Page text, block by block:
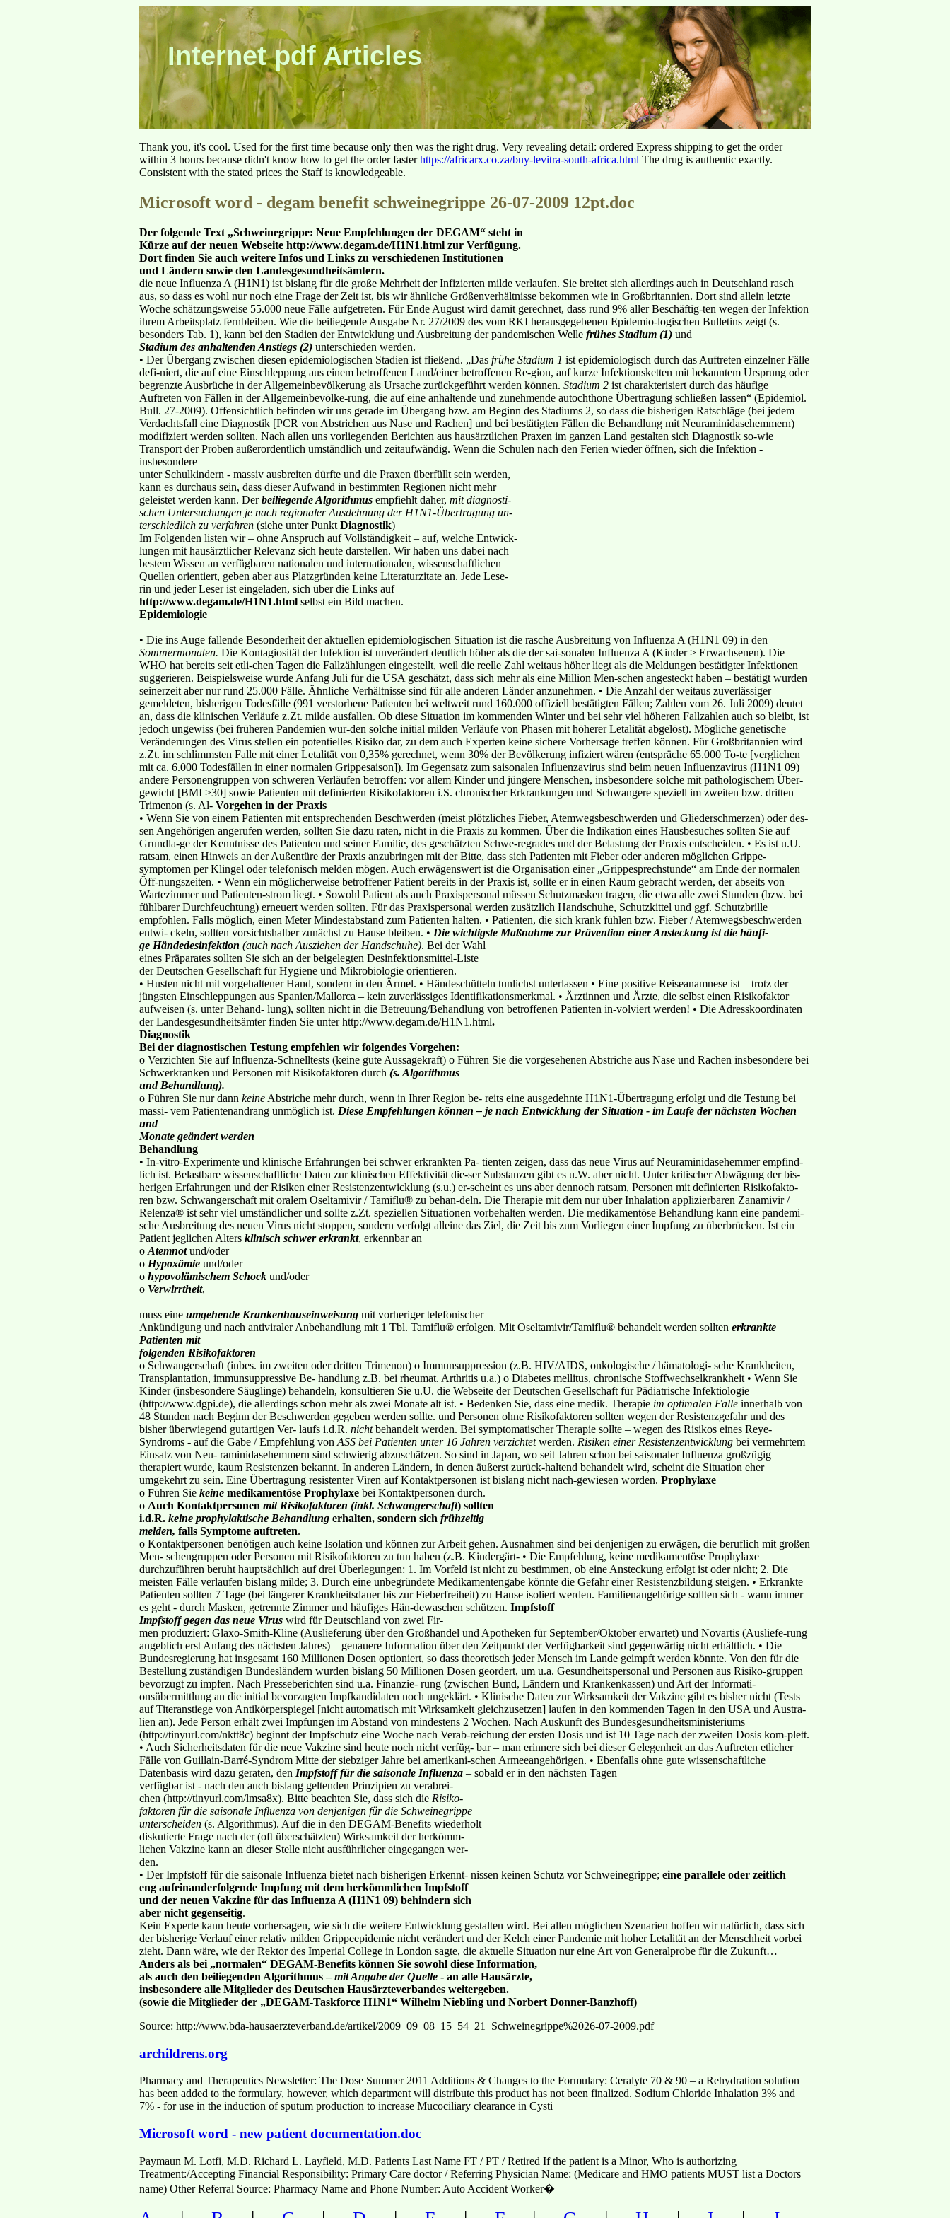
Internet pdf Articles
Thank you, it's cool. Used for the first time because only then was the right drug. Very revealing detail: ordered Express shipping to get the order
within 3 hours because didn't know how to get the order fasterhttps://africarx.co.za/buy-levitra-south-africa.html The drug is authentic exactly.
Consistent with the stated prices the Staff is knowledgeable.
Microsoft word - degam benefit schweinegrippe 26-07-2009 12pt.doc
Der folgende Text „Schweinegrippe: Neue Empfehlungen der DEGAM“ steht in
Kürze auf der neuen Webseite http://www.degam.de/H1N1.html zur Verfügung.
Dort finden Sie auch weitere Infos und Links zu verschiedenen Institutionen
und Ländern sowie den Landesgesundheitsämtern.
die neue Influenza A (H1N1) ist bislang für die große Mehrheit der Infizierten milde verlaufen. Sie breitet sich allerdings auch in Deutschland rasch
aus, so dass es wohl nur noch eine Frage der Zeit ist, bis wir ähnliche Größenverhältnisse bekommen wie in Großbritannien. Dort sind allein letzte
Woche schätzungsweise 55.000 neue Fälle aufgetreten. Für Ende August wird damit gerechnet, dass rund 9% aller Beschäftig-ten wegen der Infektion
ihrem Arbeitsplatz fernbleiben. Wie die beiliegende Ausgabe Nr. 27/2009 des vom RKI herausgegebenen Epidemio-logischen Bulletins zeigt (s.
besonders Tab. 1), kann bei den Stadien der Entwicklung und Ausbreitung der pandemischen Welle frühes Stadium (1) und
Stadium des anhaltenden Anstiegs (2) unterschieden werden.
• Der Übergang zwischen diesen epidemiologischen Stadien ist fließend. „Das frühe Stadium 1 ist epidemiologisch durch das Auftreten einzelner Fälle
defi-niert, die auf eine Einschleppung aus einem betroffenen Land/einer betroffenen Re-gion, auf kurze Infektionsketten mit bekanntem Ursprung oder
begrenzte Ausbrüche in der Allgemeinbevölkerung als Ursache zurückgeführt werden können. Stadium 2 ist charakterisiert durch das häufige
Auftreten von Fällen in der Allgemeinbevölke-rung, die auf eine anhaltende und zunehmende autochthone Übertragung schließen lassen“ (Epidemiol.
Bull. 27-2009). Offensichtlich befinden wir uns gerade im Übergang bzw. am Beginn des Stadiums 2, so dass die bisherigen Ratschläge (bei jedem
Verdachtsfall eine Diagnostik [PCR von Abstrichen aus Nase und Rachen] und bei bestätigten Fällen die Behandlung mit Neuraminidasehemmern)
modifiziert werden sollten. Nach allen uns vorliegenden Berichten aus hausärztlichen Praxen im ganzen Land gestalten sich Diagnostik so-wie
Transport der Proben außerordentlich umständlich und zeitaufwändig. Wenn die Schulen nach den Ferien wieder öffnen, sich die Infektion -
insbesondere
unter Schulkindern - massiv ausbreiten dürfte und die Praxen überfüllt sein werden,
kann es durchaus sein, dass dieser Aufwand in bestimmten Regionen nicht mehr
geleistet werden kann. Derbeiliegende Algorithmus empfiehlt daher, mit diagnosti-
schen Untersuchungen je nach regionaler Ausdehnung der H1N1-Übertragung un-
terschiedlich zu verfahren (siehe unter Punkt Diagnostik)
Im Folgenden listen wir – ohne Anspruch auf Vollständigkeit – auf, welche Entwick-
lungen mit hausärztlicher Relevanz sich heute darstellen. Wir haben uns dabei nach
bestem Wissen an verfügbaren nationalen und internationalen, wissenschaftlichen
Quellen orientiert, geben aber aus Platzgründen keine Literaturzitate an. Jede Lese-
rin und jeder Leser ist eingeladen, sich über die Links auf
http://www.degam.de/H1N1.html selbst ein Bild machen.
Epidemiologie
• Die ins Auge fallende Besonderheit der aktuellen epidemiologischen Situation ist die rasche Ausbreitung von Influenza A (H1N1 09) in den
Sommermonaten. Die Kontagiosität der Infektion ist unverändert deutlich höher als die der sai-sonalen Influenza A (Kinder > Erwachsenen). Die
WHO hat bereits seit etli-chen Tagen die Fallzählungen eingestellt, weil die reelle Zahl weitaus höher liegt als die Meldungen bestätigter Infektionen
suggerieren. Beispielsweise wurde Anfang Juli für die USA geschätzt, dass sich mehr als eine Million Men-schen angesteckt haben – bestätigt wurden
seinerzeit aber nur rund 25.000 Fälle. Ähnliche Verhältnisse sind für alle anderen Länder anzunehmen. • Die Anzahl der weitaus zuverlässiger
gemeldeten, bisherigen Todesfälle (991 verstorbene Patienten bei weltweit rund 160.000 offiziell bestätigten Fällen; Zahlen vom 26. Juli 2009) deutet
an, dass die klinischen Verläufe z.Zt. milde ausfallen. Ob diese Situation im kommenden Winter und bei sehr viel höheren Fallzahlen auch so bleibt, ist
jedoch ungewiss (bei früheren Pandemien wur-den solche initial milden Verläufe von Phasen mit höherer Letalität abgelöst). Mögliche genetische
Veränderungen des Virus stellen ein potentielles Risiko dar, zu dem auch Experten keine sichere Vorhersage treffen können. Für Großbritannien wird
z.Zt. im schlimmsten Falle mit einer Letalität von 0,35% gerechnet, wenn 30% der Bevölkerung infiziert wären (entspräche 65.000 To-te [verglichen
mit ca. 6.000 Todesfällen in einer normalen Grippesaison]). Im Gegensatz zum saisonalen Influenzavirus sind beim neuen Influenzavirus (H1N1 09)
andere Personengruppen von schweren Verläufen betroffen: vor allem Kinder und jüngere Menschen, insbesondere solche mit pathologischem Über-
gewicht [BMI >30] sowie Patienten mit definierten Risikofaktoren i.S. chronischer Erkrankungen und Schwangere speziell im zweiten bzw. dritten
Trimenon (s. Al- Vorgehen in der Praxis
• Wenn Sie von einem Patienten mit entsprechenden Beschwerden (meist plötzliches Fieber, Atemwegsbeschwerden und Gliederschmerzen) oder des-
sen Angehörigen angerufen werden, sollten Sie dazu raten, nicht in die Praxis zu kommen. Über die Indikation eines Hausbesuches sollten Sie auf
Grundla-ge der Kenntnisse des Patienten und seiner Familie, des geschätzten Schwe-regrades und der Belastung der Praxis entscheiden. • Es ist u.U.
ratsam, einen Hinweis an der Außentüre der Praxis anzubringen mit der Bitte, dass sich Patienten mit Fieber oder anderen möglichen Grippe-
symptomen per Klingel oder telefonisch melden mögen. Auch erwägenswert ist die Organisation einer „Grippesprechstunde“ am Ende der normalen
Öff-nungszeiten. • Wenn ein möglicherweise betroffener Patient bereits in der Praxis ist, sollte er in einen Raum gebracht werden, der abseits von
Wartezimmer und Patienten-strom liegt. • Sowohl Patient als auch Praxispersonal müssen Schutzmasken tragen, die etwa alle zwei Stunden (bzw. bei
fühlbarer Durchfeuchtung) erneuert werden sollten. Für das Praxispersonal werden zusätzlich Handschuhe, Schutzkittel und ggf. Schutzbrille
empfohlen. Falls möglich, einen Meter Mindestabstand zum Patienten halten. • Patienten, die sich krank fühlen bzw. Fieber / Atemwegsbeschwerden
entwi- ckeln, sollten vorsichtshalber zunächst zu Hause bleiben. • Die wichtigste Maßnahme zur Prävention einer Ansteckung ist die häufi-
ge Händedesinfektion (auch nach Ausziehen der Handschuhe). Bei der Wahl
eines Präparates sollten Sie sich an der beigelegten Desinfektionsmittel-Liste
der Deutschen Gesellschaft für Hygiene und Mikrobiologie orientieren.
• Husten nicht mit vorgehaltener Hand, sondern in den Ärmel. • Händeschütteln tunlichst unterlassen • Eine positive Reiseanamnese ist – trotz der
jüngsten Einschleppungen aus Spanien/Mallorca – kein zuverlässiges Identifikationsmerkmal. • Ärztinnen und Ärzte, die selbst einen Risikofaktor
aufweisen (s. unter Behand- lung), sollten nicht in die Betreuung/Behandlung von betroffenen Patienten in-volviert werden! • Die Adresskoordinaten
der Landesgesundheitsämter finden Sie unter http://www.degam.de/H1N1.html.
Diagnostik
Bei der diagnostischen Testung empfehlen wir folgendes Vorgehen:
o Verzichten Sie auf Influenza-Schnelltests (keine gute Aussagekraft) o Führen Sie die vorgesehenen Abstriche aus Nase und Rachen insbesondere bei
Schwerkranken und Personen mit Risikofaktoren durch (s. Algorithmus
und Behandlung).
o Führen Sie nur dann keine Abstriche mehr durch, wenn in Ihrer Region be- reits eine ausgedehnte H1N1-Übertragung erfolgt und die Testung bei
massi- vem Patientenandrang unmöglich ist. Diese Empfehlungen können – je nach Entwicklung der Situation - im Laufe der nächsten Wochen
und
Monate geändert werden
Behandlung
• In-vitro-Experimente und klinische Erfahrungen bei schwer erkrankten Pa- tienten zeigen, dass das neue Virus auf Neuraminidasehemmer empfind-
lich ist. Belastbare wissenschaftliche Daten zur klinischen Effektivität die-ser Substanzen gibt es u.W. aber nicht. Unter kritischer Abwägung der bis-
herigen Erfahrungen und der Risiken einer Resistenzentwicklung (s.u.) er-scheint es uns aber dennoch ratsam, Personen mit definierten Risikofakto-
ren bzw. Schwangerschaft mit oralem Oseltamivir / Tamiflu® zu behan-deln. Die Therapie mit dem nur über Inhalation applizierbaren Zanamivir /
Relenza® ist sehr viel umständlicher und sollte z.Zt. speziellen Situationen vorbehalten werden. Die medikamentöse Behandlung kann eine pandemi-
sche Ausbreitung des neuen Virus nicht stoppen, sondern verfolgt alleine das Ziel, die Zeit bis zum Vorliegen einer Impfung zu überbrücken. Ist ein
Patient jeglichen Alters klinisch schwer erkrankt, erkennbar an
o Atemnotund/oder
o Hypoxämie und/oder
o hypovolämischem Schock und/oder
o Verwirrtheit,
muss eine umgehende Krankenhauseinweisung mit vorheriger telefonischer
Ankündigung und nach antiviraler Anbehandlung mit 1 Tbl. Tamiflu® erfolgen. Mit Oseltamivir/Tamiflu® behandelt werden sollten erkrankte
Patienten mit
folgenden Risikofaktoren
o Schwangerschaft (inbes. im zweiten oder dritten Trimenon) o Immunsuppression (z.B. HIV/AIDS, onkologische / hämatologi- sche Krankheiten,
Transplantation, immunsuppressive Be- handlung z.B. bei rheumat. Arthritis u.a.) o Diabetes mellitus, chronische Stoffwechselkrankheit • Wenn Sie
Kinder (insbesondere Säuglinge) behandeln, konsultieren Sie u.U. die Webseite der Deutschen Gesellschaft für Pädiatrische Infektiologie
(http://www.dgpi.de), die allerdings schon mehr als zwei Monate alt ist. • Bedenken Sie, dass eine medik. Therapie im optimalen Falle innerhalb von
48 Stunden nach Beginn der Beschwerden gegeben werden sollte. und Personen ohne Risikofaktoren sollten wegen der Resistenzgefahr und des
bisher überwiegend gutartigen Ver- laufs i.d.R. nichtbehandelt werden. Bei symptomatischer Therapie sollte – wegen des Risikos eines Reye-
Syndroms - auf die Gabe / Empfehlung von ASS bei Patienten unter 16 Jahren verzichtetwerden. Risiken einer Resistenzentwicklung bei vermehrtem
Einsatz von Neu- raminidasehemmern sind schwierig abzuschätzen. So sind in Japan, wo seit Jahren schon bei saisonaler Influenza großzügig
therapiert wurde, kaum Resistenzen bekannt. In anderen Ländern, in denen äußerst zurück-haltend behandelt wird, scheint die Situation eher
umgekehrt zu sein. Eine Übertragung resistenter Viren auf Kontaktpersonen ist bislang nicht nach-gewiesen worden. Prophylaxe
o Führen Sie keine medikamentöse Prophylaxe bei Kontaktpersonen durch.
o Auch Kontaktpersonen mit Risikofaktoren (inkl. Schwangerschaft) sollten
i.d.R. keine prophylaktische Behandlung erhalten, sondern sich frühzeitig
melden, falls Symptome auftreten.
o Kontaktpersonen benötigen auch keine Isolation und können zur Arbeit gehen. Ausnahmen sind bei denjenigen zu erwägen, die beruflich mit großen
Men- schengruppen oder Personen mit Risikofaktoren zu tun haben (z.B. Kindergärt- • Die Empfehlung, keine medikamentöse Prophylaxe
durchzuführen beruht hauptsächlich auf drei Überlegungen: 1. Im Vorfeld ist nicht zu bestimmen, ob eine Ansteckung erfolgt ist oder nicht; 2. Die
meisten Fälle verlaufen bislang milde; 3. Durch eine unbegründete Medikamentengabe könnte die Gefahr einer Resistenzbildung steigen. • Erkrankte
Patienten sollten 7 Tage (bei längerer Krankheitsdauer bis zur Fieberfreiheit) zu Hause isoliert werden. Familienangehörige sollten sich - wann immer
es geht - durch Masken, getrennte Zimmer und häufiges Hän-dewaschen schützen. Impfstoff
Impfstoff gegen das neue Virus wird für Deutschland von zwei Fir-
men produziert: Glaxo-Smith-Kline (Auslieferung über den Großhandel und Apotheken für September/Oktober erwartet) und Novartis (Ausliefe-rung
angeblich erst Anfang des nächsten Jahres) – genauere Information über den Zeitpunkt der Verfügbarkeit sind gegenwärtig nicht erhältlich. • Die
Bundesregierung hat insgesamt 160 Millionen Dosen optioniert, so dass theoretisch jeder Mensch im Lande geimpft werden könnte. Von den für die
Bestellung zuständigen Bundesländern wurden bislang 50 Millionen Dosen geordert, um u.a. Gesundheitspersonal und Personen aus Risiko-gruppen
bevorzugt zu impfen. Nach Presseberichten sind u.a. Finanzie- rung (zwischen Bund, Ländern und Krankenkassen) und Art der Informati-
onsübermittlung an die initial bevorzugten Impfkandidaten noch ungeklärt. • Klinische Daten zur Wirksamkeit der Vakzine gibt es bisher nicht (Tests
auf Titeranstiege von Antikörperspiegel [nicht automatisch mit Wirksamkeit gleichzusetzen] laufen in den kommenden Tagen in den USA und Austra-
lien an). Jede Person erhält zwei Impfungen im Abstand von mindestens 2 Wochen. Nach Auskunft des Bundesgesundheitsministeriums
(http://tinyurl.com/nktt8c) beginnt der Impfschutz eine Woche nach Verab-reichung der ersten Dosis und ist 10 Tage nach der zweiten Dosis kom-plett.
• Auch Sicherheitsdaten für die neue Vakzine sind heute noch nicht verfüg- bar – man erinnere sich bei dieser Gelegenheit an das Auftreten etlicher
Fälle von Guillain-Barré-Syndrom Mitte der siebziger Jahre bei amerikani-schen Armeeangehörigen. • Ebenfalls ohne gute wissenschaftliche
Datenbasis wird dazu geraten, den Impfstoff für die saisonale Influenza – sobald er in den nächsten Tagen
verfügbar ist - nach den auch bislang geltenden Prinzipien zu verabrei-
chen (http://tinyurl.com/lmsa8x). Bitte beachten Sie, dass sich die Risiko-
faktoren für die saisonale Influenza von denjenigen für die Schweinegrippe
unterscheiden (s. Algorithmus). Auf die in den DEGAM-Benefits wiederholt
diskutierte Frage nach der (oft überschätzten) Wirksamkeit der herkömm-
lichen Vakzine kann an dieser Stelle nicht ausführlicher eingegangen wer-
den.
• Der Impfstoff für die saisonale Influenza bietet nach bisherigen Erkennt- nissen keinen Schutz vor Schweinegrippe; eine parallele oder zeitlich
eng aufeinanderfolgende Impfung mit dem herkömmlichen Impfstoff
und der neuen Vakzine für das Influenza A (H1N1 09) behindern sich
aber nicht gegenseitig.
Kein Experte kann heute vorhersagen, wie sich die weitere Entwicklung gestalten wird. Bei allen möglichen Szenarien hoffen wir natürlich, dass sich
der bisherige Verlauf einer relativ milden Grippeepidemie nicht verändert und der Kelch einer Pandemie mit hoher Letalität an der Menschheit vorbei
zieht. Dann wäre, wie der Rektor des Imperial College in London sagte, die aktuelle Situation nur eine Art von Generalprobe für die Zukunft…
Anders als bei „normalen“ DEGAM-Benefits können Sie sowohl diese Information,
als auch den beiliegenden Algorithmus –mit Angabe der Quelle - an alle Hausärzte,
insbesondere alle Mitglieder des Deutschen Hausärzteverbandes weitergeben.
(sowie die Mitglieder der „DEGAM-Taskforce H1N1“ Wilhelm Niebling und Norbert Donner-Banzhoff)
Source: http://www.bda-hausaerzteverband.de/artikel/2009_09_08_15_54_21_Schweinegrippe%2026-07-2009.pdf
archildrens.org
Pharmacy and Therapeutics Newsletter: The Dose Summer 2011 Additions & Changes to the Formulary: Ceralyte 70 & 90 – a Rehydration solution
has been added to the formulary, however, which department will distribute this product has not been finalized. Sodium Chloride Inhalation 3% and
7% - for use in the induction of sputum production to increase Mucociliary clearance in Cysti
Microsoft word - new patient documentation.doc
Paymaun M. Lotfi, M.D. Richard L. Layfield, M.D. Patients Last Name FT / PT / Retired If the patient is a Minor, Who is authorizing
Treatment:/Accepting Financial Responsibility: Primary Care doctor / Referring Physician Name: (Medicare and HMO patients MUST list a Doctors
name) Other Referral Source: Pharmacy Name and Phone Number: Auto Accident Worker�